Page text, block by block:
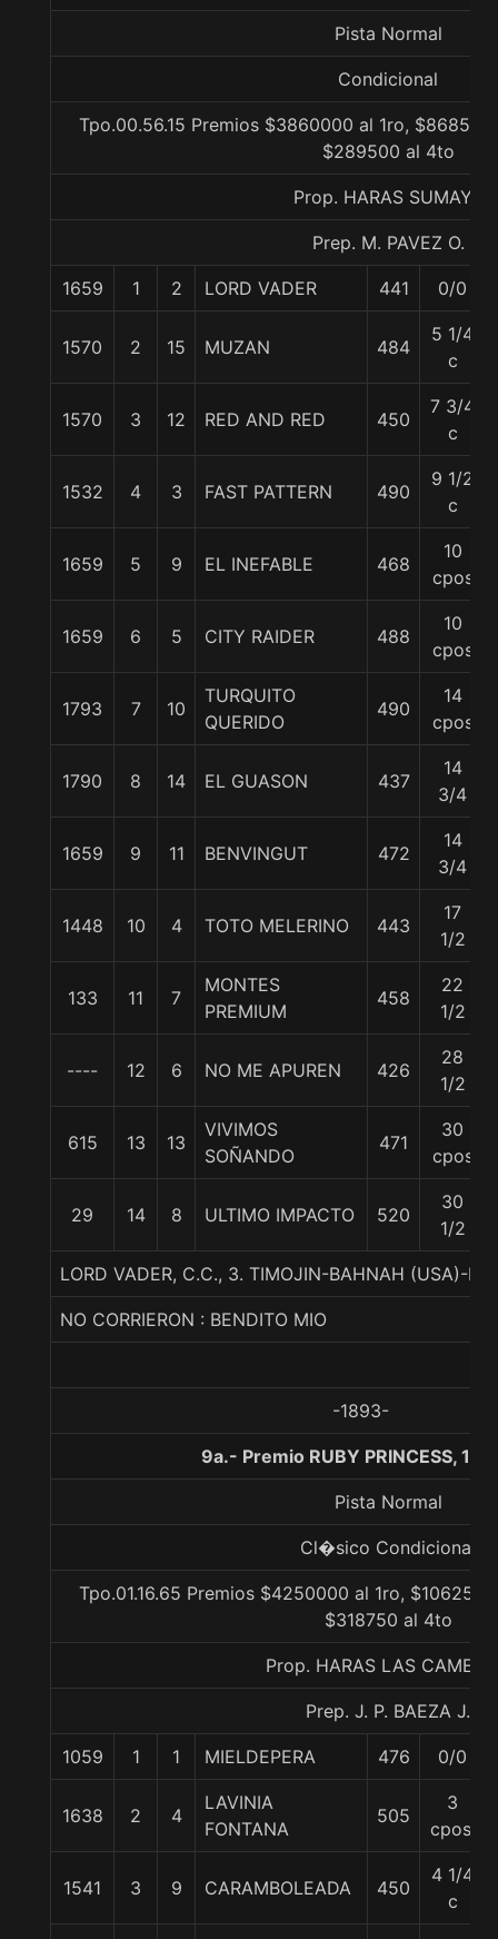
Pista Normal
Condicional
Tpo.00.56.15 Premios $3860000 al 1ro,
$289500 al 4to
Prop. HARAS SUMAYA
Prep. M. PAVEZ O.
1659 1 2 LORD VADER 441 0/0
1570 2 15 MUZAN 484
5 1/4
c
1570 3 12 RED AND RED 450
7 3/4
c
1532 4 3 FAST PATTERN 490
9 1/2
c
1659 5 9 EL INEFABLE 468
10
cpos
1659 6 5 CITY RAIDER 488
10
cpos
1793 7 10
TURQUITO
QUERIDO
490
14
cpos
1790 8 14 EL GUASON 437
14
3/4
1659 9 11 BENVINGUT 472
14
3/4
1448 10 4 TOTO MELERINO 443
17
1/2
133 11 7
MONTES
PREMIUM
458
22
1/2
---- 12 6 NO ME APUREN 426
28
1/2
615 13 13
VIVIMOS
SOÑANDO
471
30
cpos
29 14 8 ULTIMO IMPACTO 520
30
1/2
LORD VADER, C.C., 3. TIMOJIN-BAHNAH (USA)-
NO CORRIERON : BENDITO MIO
-1893-
9a.- Premio RUBY PRINCESS,
Pista Normal
Cl�sico Condicional
Tpo.01.16.65 Premios $4250000 al 1ro,
$318750 al 4to
Prop. HARAS LAS
Prep. J. P. BAEZA J.
1059 1 1 MIELDEPERA 476 0/0
1638 2 4
LAVINIA
FONTANA
505
3
cpos.
1541 3 9 CARAMBOLEADA 450
4 1/4
c